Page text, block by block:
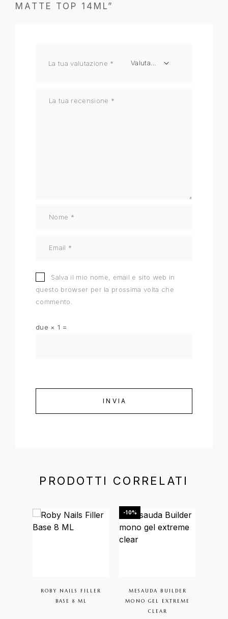
MATTE TOP 14ML”
La tua valutazione *
Salva il mio nome, email e sito web in
questo browser per la prossima volta che
commento.
due × 1 =
PRODOTTI CORRELATI
ROBY NAILS FILLER
BASE 8 ML
-10%
MESAUDA BUILDER
MONO GEL EXTREME
CLEAR